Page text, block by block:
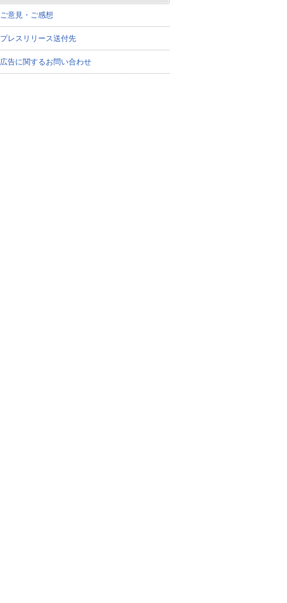
ご意見・ご感想
プレスリリース送付先
広告に関するお問い合わせ